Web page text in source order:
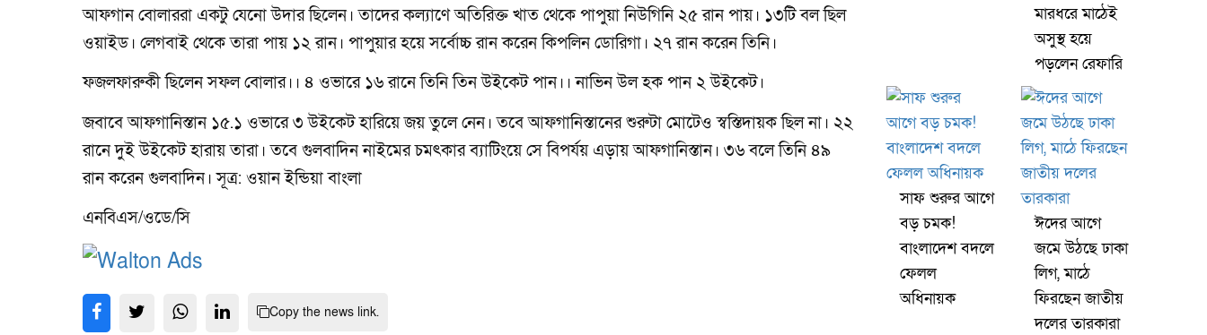
আফগান বোলাররা একটু যেনো উদার ছিলেন। তাদের কল্যাণে অতিরিক্ত খাত থেকে পাপুয়া নিউগিনি ২৫ রান পায়। ১৩টি বল ছিল
ওয়াইড। লেগবাই থেকে তারা পায় ১২ রান। পাপুয়ার হয়ে সর্বোচ্চ রান করেন কিপলিন ডোরিগা। ২৭ রান করেন তিনি।
ফজলফারুকী ছিলেন সফল বোলার।। ৪ ওভারে ১৬ রানে তিনি তিন উইকেট পান।। নাভিন উল হক পান ২ উইকেট।
জবাবে আফগানিস্তান ১৫.১ ওভারে ৩ উইকেট হারিয়ে জয় তুলে নেন। তবে আফগানিস্তানের শুরুটা মোটেও স্বস্তিদায়ক ছিল না। ২২
রানে দুই উইকেট হারায় তারা। তবে গুলবাদিন নাইমের চমৎকার ব্যাটিংয়ে সে বিপর্যয় এড়ায় আফগানিস্তান। ৩৬ বলে তিনি ৪৯
রান করেন গুলবাদিন। সূত্র: ওয়ান ইন্ডিয়া বাংলা
এনবিএস/ওডে/সি
Copy the news link.
মারধরে মাঠেই
অসুস্থ হয়ে
পড়লেন রেফারি
সাফ শুরুর আগে
বড় চমক!
বাংলাদেশ বদলে
ফেলল
অধিনায়ক
ঈদের আগে
জমে উঠছে ঢাকা
লিগ, মাঠে
ফিরছেন জাতীয়
দলের তারকারা